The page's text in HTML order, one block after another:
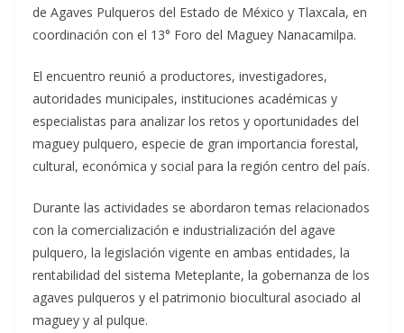
de Agaves Pulqueros del Estado de México y Tlaxcala, en
coordinación con el 13° Foro del Maguey Nanacamilpa.
El encuentro reunió a productores, investigadores,
autoridades municipales, instituciones académicas y
especialistas para analizar los retos y oportunidades del
maguey pulquero, especie de gran importancia forestal,
cultural, económica y social para la región centro del país.
Durante las actividades se abordaron temas relacionados
con la comercialización e industrialización del agave
pulquero, la legislación vigente en ambas entidades, la
rentabilidad del sistema Meteplante, la gobernanza de los
agaves pulqueros y el patrimonio biocultural asociado al
maguey y al pulque.